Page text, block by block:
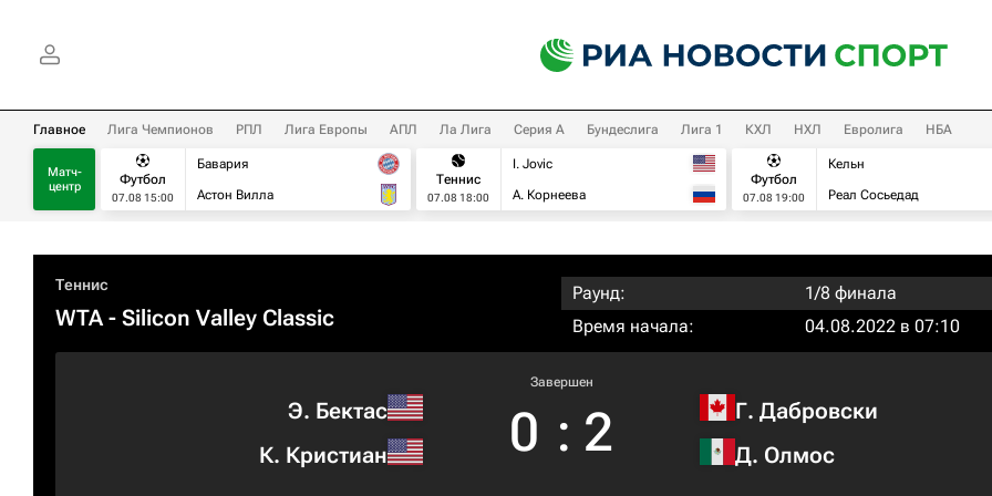
Главное Лига Чемпионов РПЛ Лига Европы АПЛ Ла Лига Серия А Бундеслига Лига 1 КХЛ НХЛ Евролига НБА
Матч-
центр
Футбол
07.08 15:00
Бавария
Астон Вилла
Теннис
07.08 18:00
I. Jovic
А. Корнеева
Футбол
07.08 19:00
Кельн
Реал Сосьедад
Теннис
WTA- Silicon Valley Classic
Раунд:
1/8 финала
Время начала:
04.08.2022 в 07:10
Э. Бектас
К. Кристиан
Завершен
0 : 2
Г. Дабровски
Д. Олмос